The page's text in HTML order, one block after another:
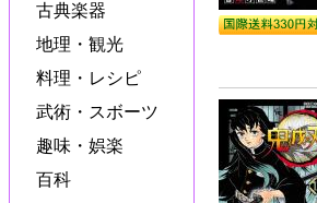
古典楽器
地理・観光
料理・レシピ
武術・スボーツ
趣味・娯楽
百科